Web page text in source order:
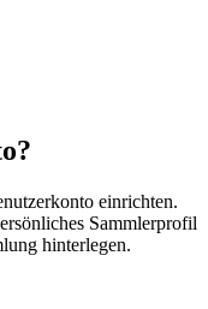
einrichten.
Sammlerprofil
hinterlegen.